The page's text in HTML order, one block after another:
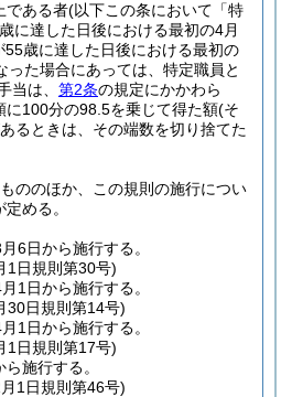
である者(以下この条において「特
に達した日後における最初の4月
歳に達した日後における最初の
った場合にあっては、特定職員と
当は、 第2条の規定にかかわら
に100分の98.5を乗じて得た額(そ
るときは、その端数を切り捨てた
ののほか、この規則の施行につい
める。
6日から施行する。
1日規則第30号)
1日から施行する。
30日規則第14号)
1日から施行する。
1日規則第17号)
施行する。
1日規則第46号)